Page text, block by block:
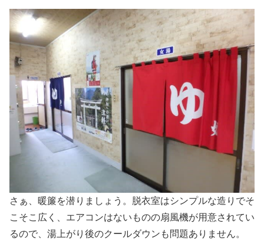
さぁ、暖簾を潜りましょう。脱衣室はシンプルな造りでそ
こそこ広く、エアコンはないものの扇風機が用意されてい
るので、湯上がり後のクールダウンも問題ありません。